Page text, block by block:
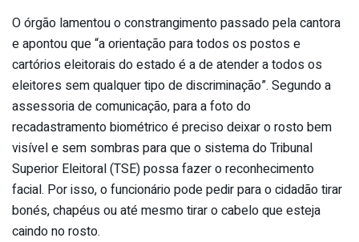
O órgão lamentou o constrangimento passado pela cantora
e apontou que “a orientação para todos os postos e
cartórios eleitorais do estado é a de atender a todos os
eleitores sem qualquer tipo de discriminação”. Segundo a
assessoria de comunicação, para a foto do
recadastramento biométrico é preciso deixar o rosto bem
visível e sem sombras para que o sistema do Tribunal
Superior Eleitoral (TSE) possa fazer o reconhecimento
facial. Por isso, o funcionário pode pedir para o cidadão tirar
bonés, chapéus ou até mesmo tirar o cabelo que esteja
caindo no rosto.